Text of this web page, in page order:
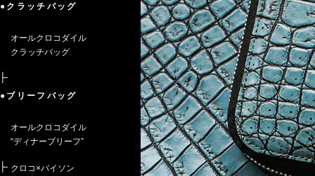
●クラッチバッグ
オールクロコダイル
クラッチバッグ
●ブリーフバッグ
オールクロコダイル
“ディナーブリーフ”
クロコ×パイソン